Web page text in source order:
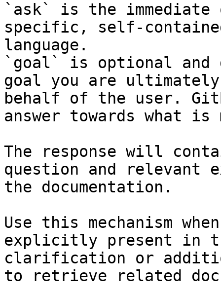
`ask` is the
specific, self-
language.
`goal` is optional and
goal you are
behalf of the user.
answer towards what
The response will
question and relevant
the documentation.
Use this mechanism
explicitly present in
clarification or